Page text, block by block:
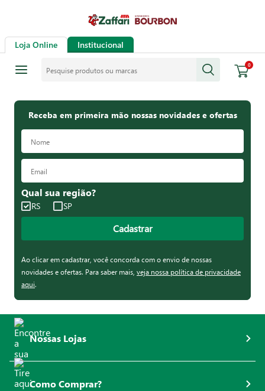
Loja Online Institucional
0
Receba em primeira mão nossas novidades e ofertas
Qual sua região?
RS SP
Cadastrar
Ao clicar em cadastrar, você concorda com o envio de nossas
novidades e ofertas. Para saber mais, veja nossa política de privacidade
aqui.
Nossas Lojas
Como Comprar?